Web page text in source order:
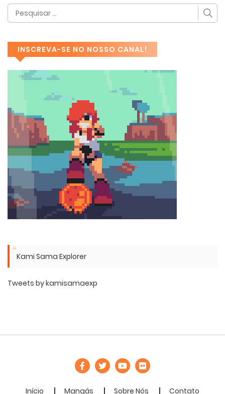
INSCREVA-SE NO NOSSO CANAL!
Kami Sama Explorer
Tweets by kamisamaexp
Início Mangás Sobre Nós Contato